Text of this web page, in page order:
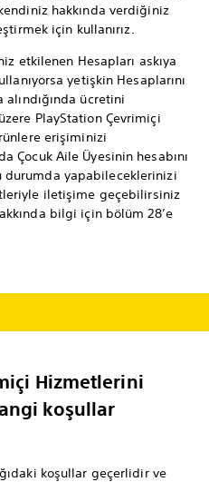
hakkında verdiğiniz
için kullanırız.
etkilenen Hesapları askıya
yetişkin Hesaplarını
ücretini
PlayStation Çevrimiçi
erişiminizi
Çocuk Aile Üyesinin hesabını
durumda yapabileceklerinizi
iletişime geçebilirsiniz
bilgi için bölüm 28’e
Hizmetlerini
koşullar
koşullar geçerlidir ve